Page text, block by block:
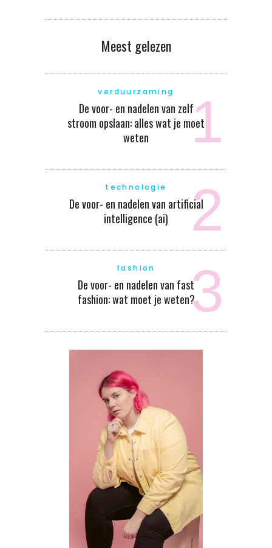
Meest gelezen
verduurzaming
De voor- en nadelen van zelf
stroom opslaan: alles wat je moet
weten
technologie
De voor- en nadelen van artificial
intelligence (ai)
fashion
De voor- en nadelen van fast
fashion: wat moet je weten?